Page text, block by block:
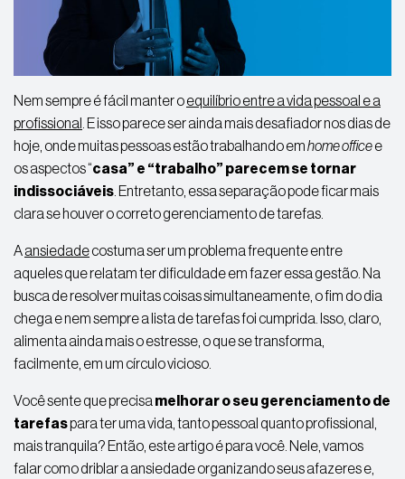
Nem sempre é fácil manter oequilíbrio entre a vida pessoal e a
profissional . E isso parece ser ainda mais desafiador nos dias de
hoje, onde muitas pessoas estão trabalhando emhome officee
os aspectos “casa” e “trabalho” parecem se tornar
indissociáveis . Entretanto, essa separação pode ficar mais
clara se houver o correto gerenciamento de tarefas.
Aansiedadecostuma ser um problema frequente entre
aqueles que relatam ter dificuldade em fazeressa gestão. Na
busca de resolver muitas coisas simultaneamente, o fim do dia
chega e nem sempre a lista de tarefas foi cumprida. Isso, claro,
alimenta ainda mais o estresse, o que se transforma,
facilmente, em um círculo vicioso.
Você sente que precisa melhorar o seu gerenciamento de
tarefaspara ter uma vida, tanto pessoal quanto profissional,
mais tranquila? Então, este artigo é para você. Nele, vamos
falar como driblar a ansiedade organizando seus afazeres e,